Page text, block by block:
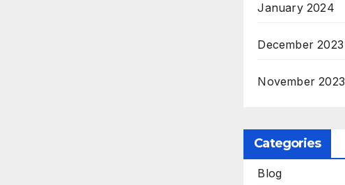
January 2024
December 2023
November 2023
Categories
Blog